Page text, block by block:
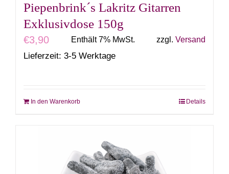
werden
Piepenbrink´s Lakritz Gitarren
Exklusivdose 150g
€3,90 Enthält 7% MwSt. zzgl. Versand
Lieferzeit: 3-5 Werktage
In den Warenkorb Details